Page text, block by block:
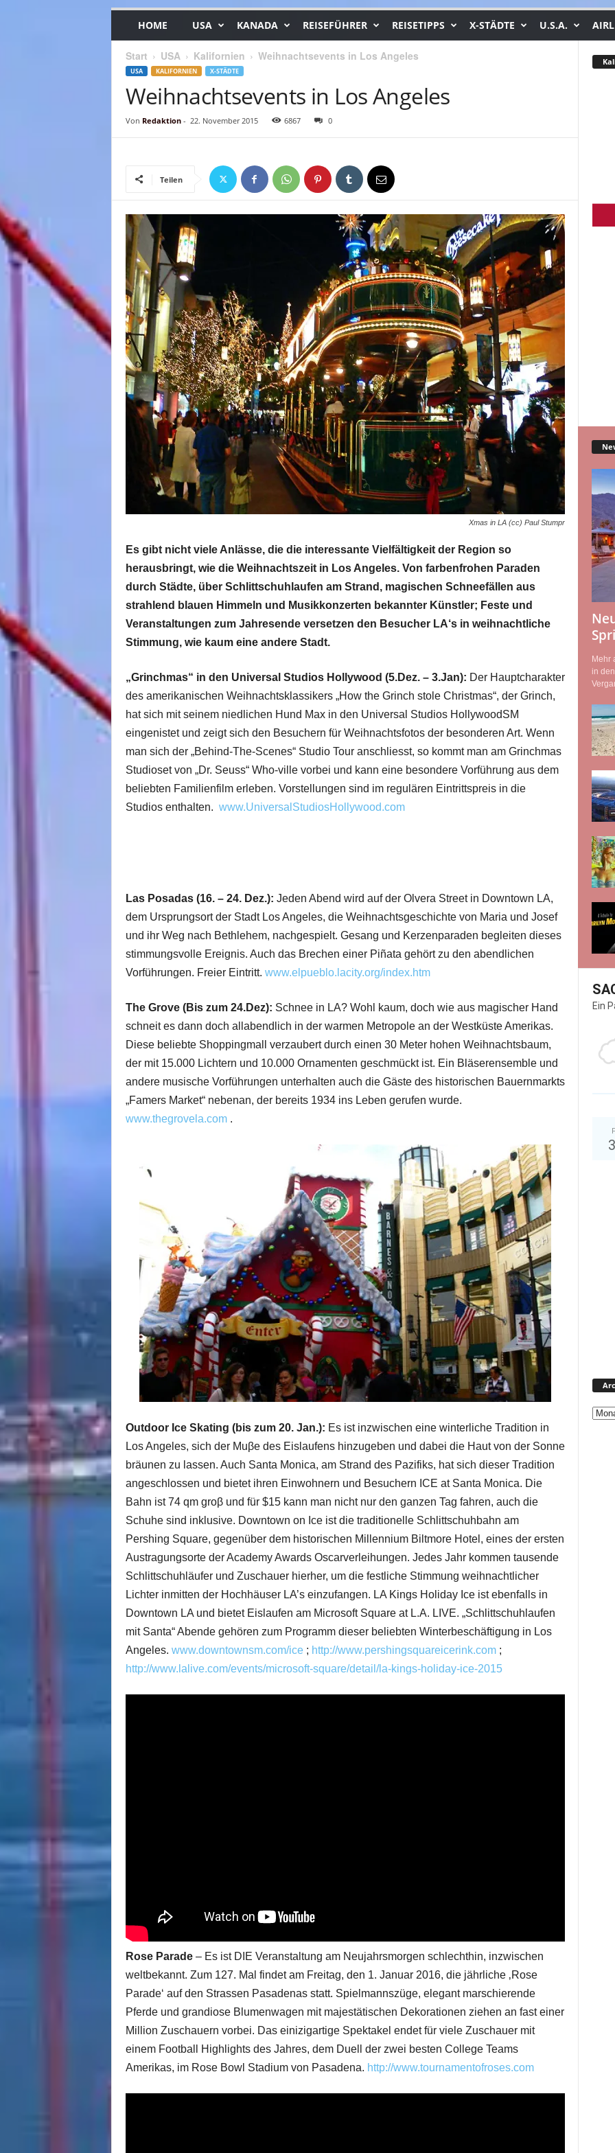
HOME USA KANADA REISEFÜHRER REISETIPPS X-STÄDTE U.S.A.
Start USA Kalifornien Weihnachtsevents in Los Angeles
USA KALIFORNIEN X-STÄDTE
Weihnachtsevents in Los Angeles
Von Redaktion- 22. November 2015 6867 0
Teilen
Xmas in LA (cc) Paul Stumpr
Es gibt nicht viele Anlässe, die die interessante Vielfältigkeit der Region so
herausbringt, wie die Weihnachtszeit in Los Angeles. Von farbenfrohen Paraden
durch Städte, über Schlittschuhlaufen am Strand, magischen Schneefällen aus
strahlend blauen Himmeln und Musikkonzerten bekannter Künstler; Feste und
Veranstaltungen zum Jahresende versetzen den Besucher LA‘s in weihnachtliche
Stimmung, wie kaum eine andere Stadt.
„Grinchmas“ in den Universal Studios Hollywood (5.Dez. – 3.Jan): Der Hauptcharakter
des amerikanischen Weihnachtsklassikers „How the Grinch stole Christmas“, der Grinch,
hat sich mit seinem niedlichen Hund Max in den Universal Studios HollywoodSM
eingenistet und zeigt sich den Besuchern für Weihnachtsfotos der besonderen Art. Wenn
man sich der „Behind-The-Scenes“ Studio Tour anschliesst, so kommt man am Grinchmas
Studioset von „Dr. Seuss“ Who-ville vorbei und kann eine besondere Vorführung aus dem
beliebten Familienfilm erleben. Vorstellungen sind im regulären Eintrittspreis in die
Studios enthalten. www.UniversalStudiosHollywood.com
Las Posadas (16. – 24. Dez.): Jeden Abend wird auf der Olvera Street in Downtown LA,
dem Ursprungsort der Stadt Los Angeles, die Weihnachtsgeschichte von Maria und Josef
und ihr Weg nach Bethlehem, nachgespielt. Gesang und Kerzenparaden begleiten dieses
stimmungsvolle Ereignis. Auch das Brechen einer Piñata gehört zu den abendlichen
Vorführungen. Freier Eintritt. www.elpueblo.lacity.org/index.htm
The Grove (Bis zum 24.Dez): Schnee in LA? Wohl kaum, doch wie aus magischer Hand
schneit es dann doch allabendlich in der warmen Metropole an der Westküste Amerikas.
Diese beliebte Shoppingmall verzaubert durch einen 30 Meter hohen Weihnachtsbaum,
der mit 15.000 Lichtern und 10.000 Ornamenten geschmückt ist. Ein Bläserensemble und
andere musische Vorführungen unterhalten auch die Gäste des historischen Bauernmarkts
„Famers Market“ nebenan, der bereits 1934 ins Leben gerufen wurde.
www.thegrovela.com.
Outdoor Ice Skating (bis zum 20. Jan.): Es ist inzwischen eine winterliche Tradition in
Los Angeles, sich der Muβe des Eislaufens hinzugeben und dabei die Haut von der Sonne
bräunen zu lassen. Auch Santa Monica, am Strand des Pazifiks, hat sich dieser Tradition
angeschlossen und bietet ihren Einwohnern und Besuchern ICE at Santa Monica. Die
Bahn ist 74 qm groβ und für $15 kann man nicht nur den ganzen Tag fahren, auch die
Schuhe sind inklusive. Downtown on Ice ist die traditionelle Schlittschuhbahn am
Pershing Square, gegenüber dem historischen Millennium Biltmore Hotel, eines der ersten
Austragungsorte der Academy Awards Oscarverleihungen. Jedes Jahr kommen tausende
Schlittschuhläufer und Zuschauer hierher, um die festliche Stimmung weihnachtlicher
Lichter inmitten der Hochhäuser LA’s einzufangen. LA Kings Holiday Ice ist ebenfalls in
Downtown LA und bietet Eislaufen am Microsoft Square at L.A. LIVE. „Schlittschuhlaufen
mit Santa“ Abende gehören zum Programm dieser beliebten Winterbeschäftigung in Los
Angeles. www.downtownsm.com/ice; http://www.pershingsquareicerink.com;
http://www.lalive.com/events/microsoft-square/detail/la-kings-holiday-ice-2015
Rose Parade– Es ist DIE Veranstaltung am Neujahrsmorgen schlechthin, inzwischen
weltbekannt. Zum 127. Mal findet am Freitag, den 1. Januar 2016, die jährliche ‚Rose
Parade‘ auf den Strassen Pasadenas statt. Spielmannszüge, elegant marschierende
Pferde und grandiose Blumenwagen mit majestätischen Dekorationen ziehen an fast einer
Million Zuschauern vorbei. Das einizigartige Spektakel endet für viele Zuschauer mit
einem Football Highlights des Jahres, dem Duell der zwei besten College Teams
Amerikas, im Rose Bowl Stadium von Pasadena. http://www.tournamentofroses.com
Mehr
in
Ein